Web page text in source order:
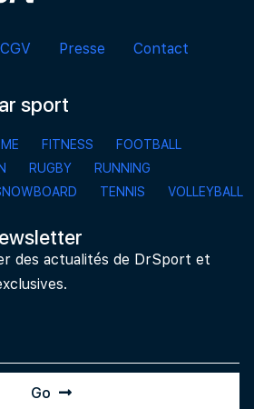
CGV Presse
Contact
sport
FITNESS
FOOTBALL
RUGBY
RUNNING
TENNIS VOLLEYBALL
des actualités de DrSport et
Go